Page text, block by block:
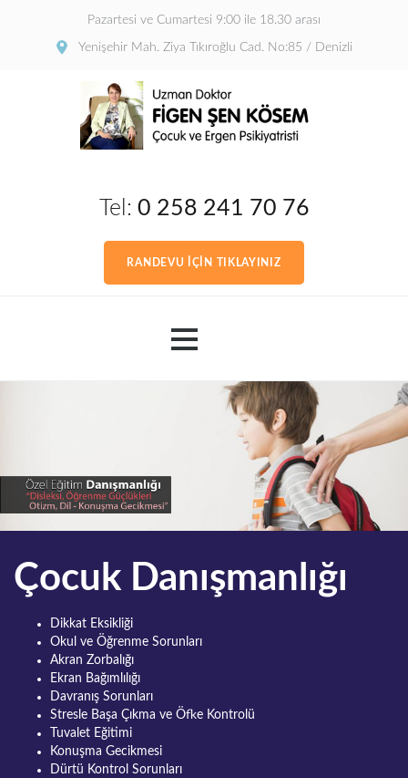
Pazartesi ve Cumartesi 9:00 ile 18.30 arası
Yenişehir Mah. Ziya Tıkıroğlu Cad. No:85 / Denizli
Tel: 0 258 241 70 76
RANDEVU İÇİN TIKLAYINIZ
Ekibimiz
Uygulamalar
Yayınlar
İletişim
Çocuk Danışmanlığı
Dikkat Eksikliği
Okul ve Öğrenme Sorunları
Akran Zorbalığı
Ekran Bağımlılığı
Davranış Sorunları
Stresle Başa Çıkma ve Öfke Kontrolü
Tuvalet Eğitimi
Konuşma Gecikmesi
Dürtü Kontrol Sorunları